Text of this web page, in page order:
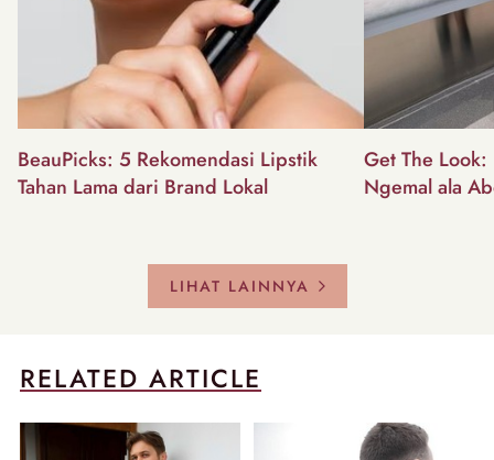
BeauPicks: 5 Rekomendasi Lipstik
Tahan Lama dari Brand Lokal
Get The
Ngemal ala
LIHAT LAINNYA
RELATED ARTICLE